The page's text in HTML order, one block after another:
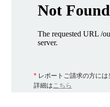
* レポートご請求の方に
詳細はこちら